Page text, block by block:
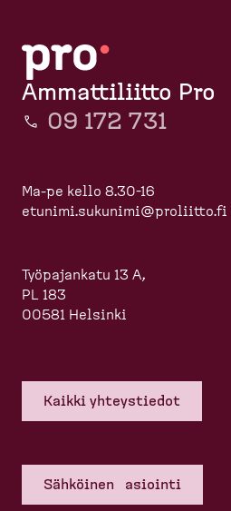
Ammattiliitto Pro
09 172 731
Ma-pe kello 8.30-16
etunimi.sukunimi@proliitto.fi
Työpajankatu 13 A,
PL 183
00581 Helsinki
Kaikki yhteys­tiedot
Sähköinen asiointi